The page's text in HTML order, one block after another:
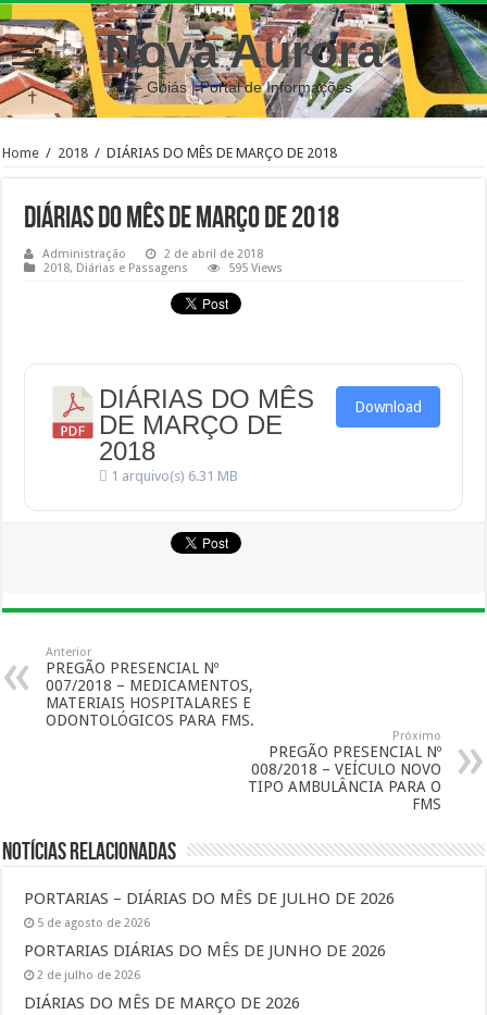
Nova Aurora
– Goiás | Portal de Informações
Home / 2018 / DIÁRIAS DO MÊS DE MARÇO DE 2018
DIÁRIAS DO MÊS DE MARÇO DE 2018
Administração
2 de abril de 2018
2018, Diárias e Passagens 595 Views
DIÁRIAS DO MÊS
DE MARÇO DE
2018
1 arquivo(s) 6.31 MB
Download
Anterior
PREGÃO PRESENCIAL Nº
007/2018 – MEDICAMENTOS,
MATERIAIS HOSPITALARES E
ODONTOLÓGICOS PARA FMS.
Próximo
PREGÃO PRESENCIAL Nº
008/2018 – VEÍCULO NOVO
TIPO AMBULÂNCIA PARA O
FMS
Notícias Relacionadas
PORTARIAS – DIÁRIAS DO MÊS DE JULHO DE 2026
5 de agosto de 2026
PORTARIAS DIÁRIAS DO MÊS DE JUNHO DE 2026
2 de julho de 2026
DIÁRIAS DO MÊS DE MARÇO DE 2026